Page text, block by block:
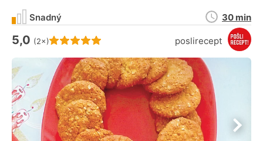
Hodnocení receptu je
5,0 (2×) poslirecept
Snadný
Doba
přípravy
30 min